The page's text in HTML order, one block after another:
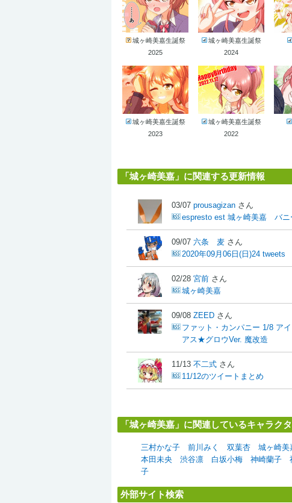
城ヶ崎美嘉生誕祭
2025
城ヶ崎美嘉生誕祭
2024
城ヶ崎美嘉生誕祭
2023
城ヶ崎美嘉生誕祭
2022
「城ヶ崎美嘉」に関連する更新情報
03/07 prousagizan さん
espresto est 城ヶ崎美嘉 バ
09/07 六条 麦 さん
2020年09月06日(日)24 tweets
02/28 宮前 さん
城ヶ崎美嘉
09/08 ZEED さん
ファット・カンパニー 1/8 ア
アス★グロウVer. 魔改造
11/13 不二式 さん
11/12のツイートまとめ
「城ヶ崎美嘉」に関連しているキャラク
三村かな子 前川みく 双葉杏 城ヶ崎美
本田未央
渋谷凛 白坂小梅 神崎蘭子
子
外部サイト検索